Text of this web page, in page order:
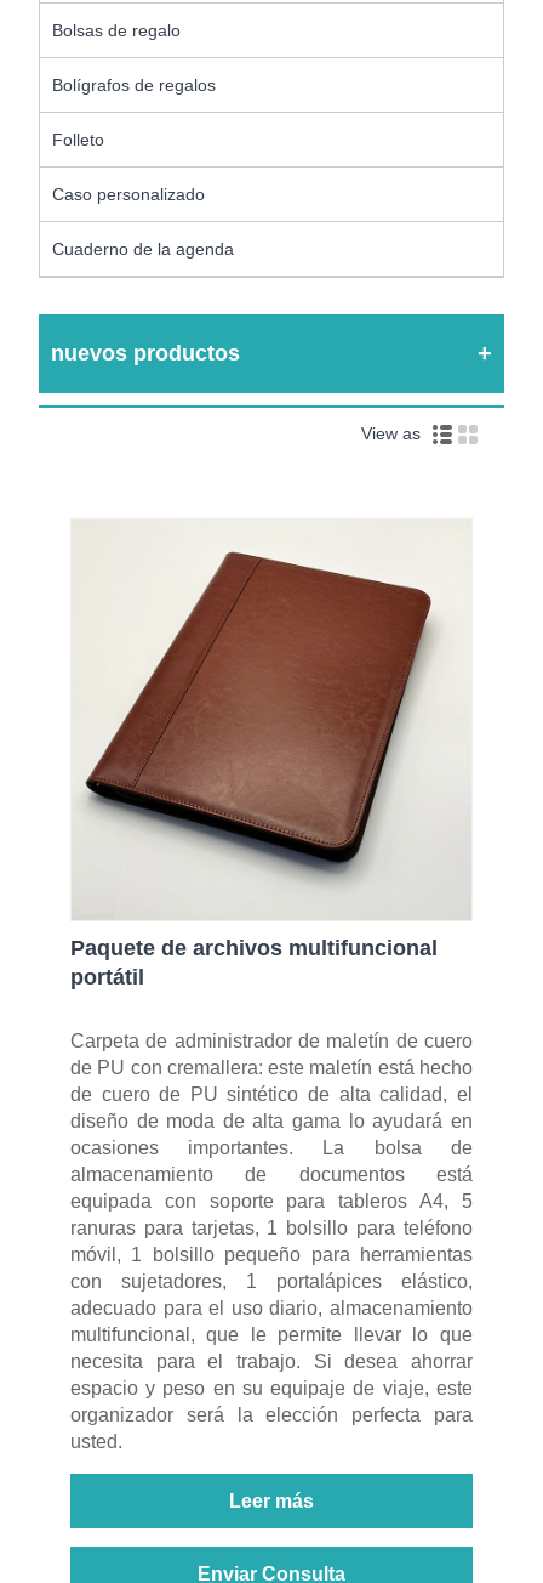
Bolsas de regalo
Bolígrafos de regalos
Folleto
Caso personalizado
Cuaderno de la agenda
nuevos productos
View as
Paquete de archivos multifuncional
portátil
Carpeta de administrador de maletín de cuero
de PU con cremallera: este maletín está hecho
de cuero de PU sintético de alta calidad, el
diseño de moda de alta gama lo ayudará en
ocasiones importantes. La bolsa de
almacenamiento de documentos está
equipada con soporte para tableros A4, 5
ranuras para tarjetas, 1 bolsillo para teléfono
móvil, 1 bolsillo pequeño para herramientas
con sujetadores, 1 portalápices elástico,
adecuado para el uso diario, almacenamiento
multifuncional, que le permite llevar lo que
necesita para el trabajo. Si desea ahorrar
espacio y peso en su equipaje de viaje, este
organizador será la elección perfecta para
usted.
Leer más
Enviar Consulta